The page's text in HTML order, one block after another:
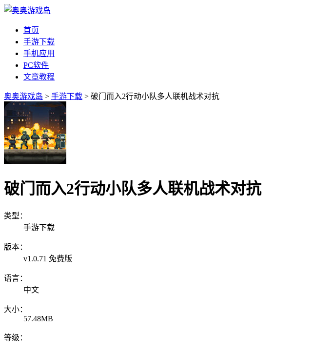
首页
手游下载
手机应用
PC软件
文章教程
奥奥游戏岛 > 手游下载 > 破门而入2行动小队多人联机战术对抗
破门而入2行动小队多人联机战术对抗
类型：
手游下载
版本：
v1.0.71 免费版
语言：
中文
大小：
57.48MB
等级：